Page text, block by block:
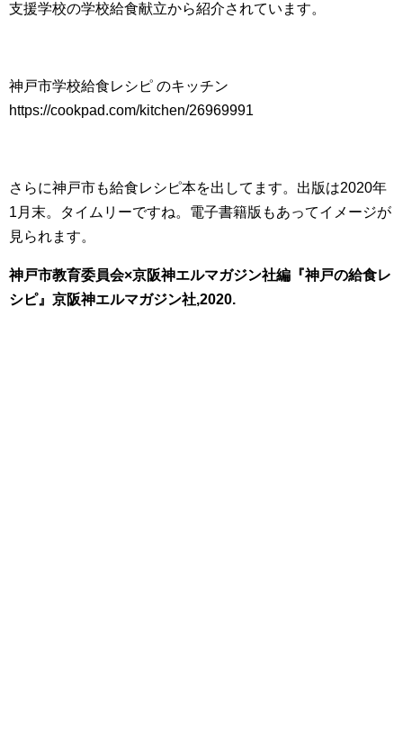
支援学校の学校給食献立から紹介されています。
神戸市学校給食レシピ のキッチン
https://cookpad.com/kitchen/26969991
さらに神戸市も給食レシピ本を出してます。出版は2020年
1月末。タイムリーですね。電子書籍版もあってイメージが
見られます。
神戸市教育委員会×京阪神エルマガジン社編『神戸の給食レ
シピ』京阪神エルマガジン社,2020.